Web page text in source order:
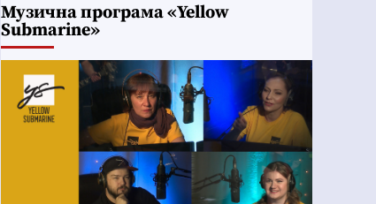
Музична програма «Yellow
Submarine»